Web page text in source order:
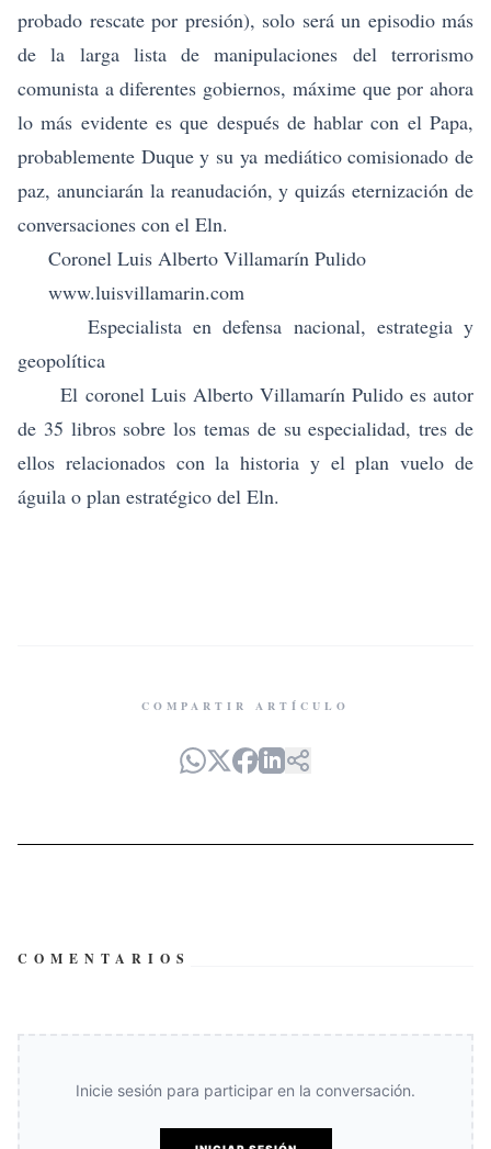
probado rescate por presión), solo será un episodio más
de la larga lista de manipulaciones del terrorismo
comunista a diferentes gobiernos, máxime que por ahora
lo más evidente es que después de hablar con el Papa,
probablemente Duque y su ya mediático comisionado de
paz, anunciarán la reanudación, y quizás eternización de
conversaciones con el Eln.
Coronel Luis Alberto Villamarín Pulido
www.luisvillamarin.com
Especialista en defensa nacional, estrategia y
geopolítica
El coronel Luis Alberto Villamarín Pulido es autor
de 35 libros sobre los temas de su especialidad, tres de
ellos relacionados con la historia y el plan vuelo de
águila o plan estratégico del Eln.
COMPARTIR ARTÍCULO
COMENTARIOS
Inicie sesión para participar en la conversación.